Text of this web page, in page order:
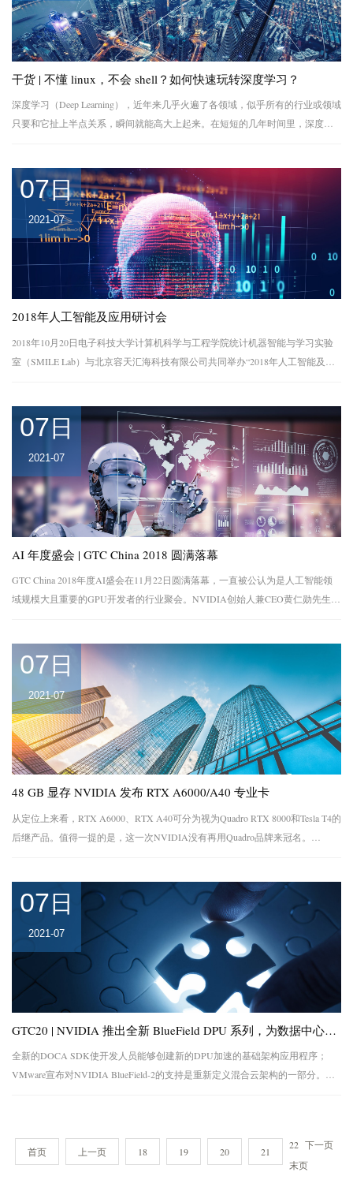
干货 | 不懂 linux，不会 shell？如何快速玩转深度学习？
深度学习（Deep Learning），近年来几乎火遍了各领域，似乎所有的行业或领域
只要和它扯上半点关系，瞬间就能高大上起来。在短短的几年时间里，深度学
07日
2021-07
2018年人工智能及应用研讨会
2018年10月20日电子科技大学计算机科学与工程学院统计机器智能与学习实验
室（SMILE Lab）与北京容天汇海科技有限公司共同举办“2018年人工智能及应
07日
2021-07
AI 年度盛会 | GTC China 2018 圆满落幕
GTC China 2018年度AI盛会在11月22日圆满落幕，一直被公认为是人工智能领
域规模大且重要的GPU开发者的行业聚会。NVIDIA创始人兼CEO黄仁勋先生参
07 日
2021-07
48 GB 显存 NVIDIA 发布 RTX A6000/A40 专业卡
从定位上来看，RTX A6000、RTX A40可分为视为Quadro RTX 8000和Tesla T4的
后继产品。值得一提的是，这一次NVIDIA没有再用Quadro品牌来冠名。
07日
2021-07
GTC20 | NVIDIA 推出全新 BlueField DPU 系列，为数据中心带来突破性的网络、存储和安全性能
全新的DOCA SDK使开发人员能够创建新的DPU加速的基础架构应用程序；
VMware宣布对NVIDIA BlueField-2的支持是重新定义混合云架构的一部分。
首页 上一页 18 19 20 21
22 下一页
末页